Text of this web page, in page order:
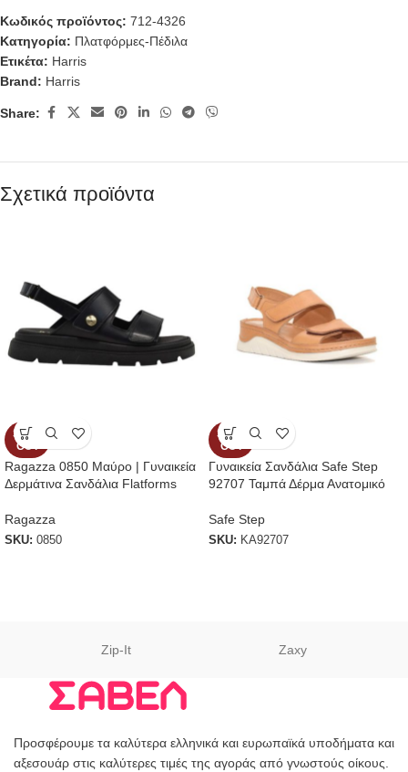
Κωδικός προϊόντος: 712-4326
Κατηγορία: Πλατφόρμες-Πέδιλα
Ετικέτα: Harris
Brand: Harris
Share:
Σχετικά προϊόντα
SOLD
OUT
Ragazza 0850 Μαύρο | Γυναικεία
Δερμάτινα Σανδάλια Flatforms
Ragazza
SKU: 0850
SOLD
OUT
Γυναικεία Σανδάλια Safe Step
92707 Ταμπά Δέρμα Ανατομικό
Safe Step
SKU: KA92707
Zip-It Zaxy
Προσφέρουμε τα καλύτερα ελληνικά και ευρωπαϊκά υποδήματα και
αξεσουάρ στις καλύτερες τιμές της αγοράς από γνωστούς οίκους.